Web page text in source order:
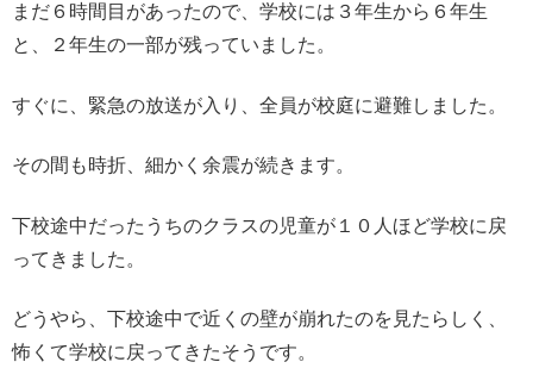
まだ６時間目があったので、学校には３年生から６年生
と、２年生の一部が残っていました。
すぐに、緊急の放送が入り、全員が校庭に避難しました。
その間も時折、細かく余震が続きます。
下校途中だったうちのクラスの児童が１０人ほど学校に戻
ってきました。
どうやら、下校途中で近くの壁が崩れたのを見たらしく、
怖くて学校に戻ってきたそうです。